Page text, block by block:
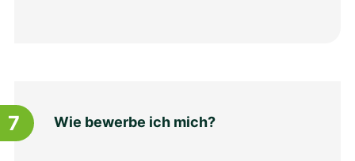
7 Wie bewerbe ich mich?